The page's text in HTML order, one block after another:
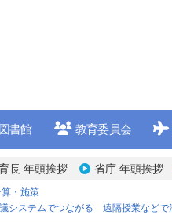
図書館 教育委員会
長 年頭挨拶 省庁 年頭挨拶
・施策
システムでつながる 遠隔授業などで